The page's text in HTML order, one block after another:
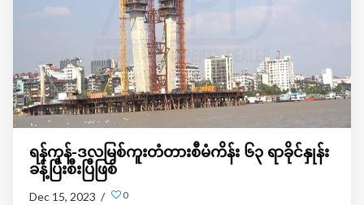
ရန်ကုန်-ဒလမြစ်ကူးတံတားစီမံကိန်း ၆၃ ရာခိုင်နှုန်း
ခန့်ပြီးစီးပြီဖြစ်
Dec 15, 2023 / 0